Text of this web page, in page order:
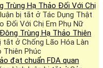
Trùng Hạ Thảo Đối Với Chị
bị tắt ở Tác Dụng Thật
Đối Với Chị Em Phụ Nữ
Trùng Hạ Thảo Thiên
tắt ở Chống Lão Hóa Làn
Thiên Phúc
đạt chuẩn FDA quan